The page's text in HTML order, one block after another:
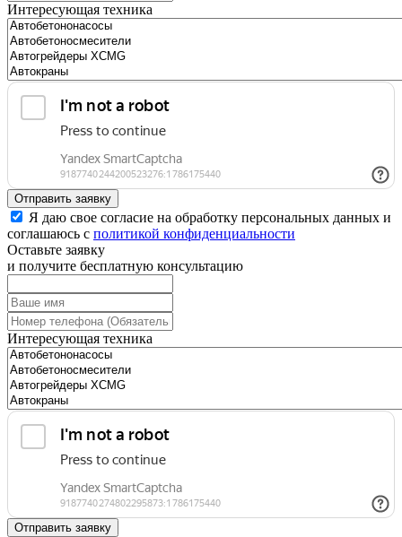
Интересующая техника
Отправить заявку
Я даю свое согласие на обработку персональных данных и
соглашаюсь с политикой конфиденциальности
Оставьте заявку
и получите бесплатную консультацию
Интересующая техника
Отправить заявку